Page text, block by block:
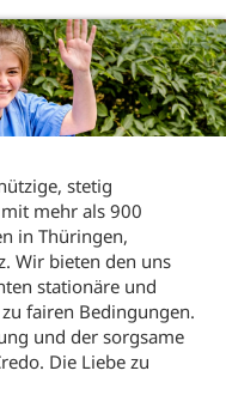
stetig
mehr als 900
in Thüringen,
Wir bieten den uns
stationäre und
fairen Bedingungen.
und der sorgsame
Die Liebe zu